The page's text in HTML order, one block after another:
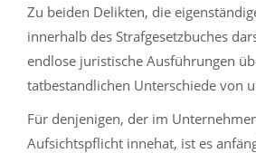
Zu beiden Delikten, die
innerhalb des Strafgesetzbuches
endlose juristische Ausführungen
tatbestandlichen Unterschiede von
Für denjenigen, der im
Aufsichtspflicht innehat, ist es